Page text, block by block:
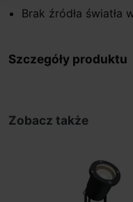
Brak źródła światła
Szczegóły produktu
Zobacz także